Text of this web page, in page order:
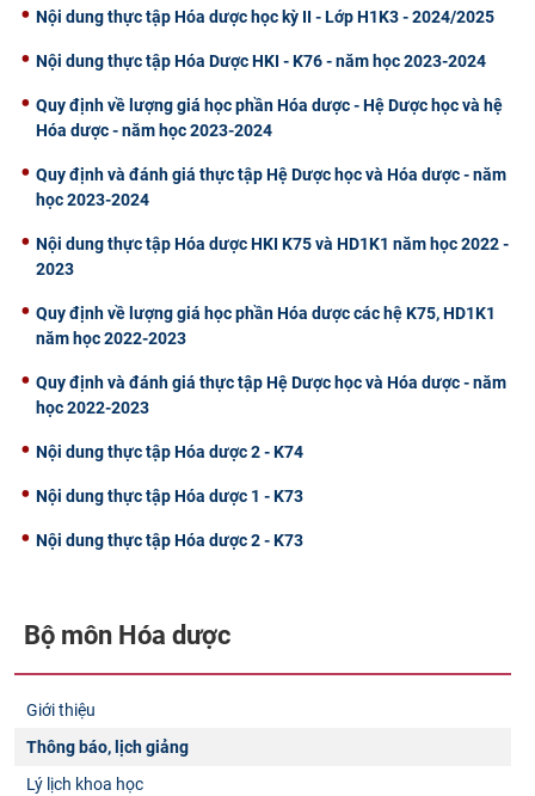
Nội dung thực tập Hóa dược học kỳ II - Lớp H1K3 - 2024/2025
Nội dung thực tập Hóa Dược HKI - K76 - năm học 2023-2024
Quy định về lượng giá học phần Hóa dược - Hệ Dược học và hệ
Hóa dược - năm học 2023-2024
Quy định và đánh giá thực tập Hệ Dược học và Hóa dược - năm
học 2023-2024
Nội dung thực tập Hóa dược HKI K75 và HD1K1 năm học 2022 -
2023
Quy định về lượng giá học phần Hóa dược các hệ K75, HD1K1
năm học 2022-2023
Quy định và đánh giá thực tập Hệ Dược học và Hóa dược - năm
học 2022-2023
Nội dung thực tập Hóa dược 2 - K74
Nội dung thực tập Hóa dược 1 - K73
Nội dung thực tập Hóa dược 2 - K73
Bộ môn Hóa dược
Giới thiệu
Thông báo, lịch giảng
Lý lịch khoa học